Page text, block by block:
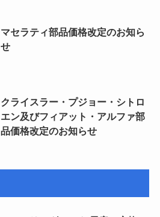
マセラティ部品価格改定のお知ら
せ
クライスラー・プジョー・シトロ
エン及びフィアット・アルファ部
品価格改定のお知らせ